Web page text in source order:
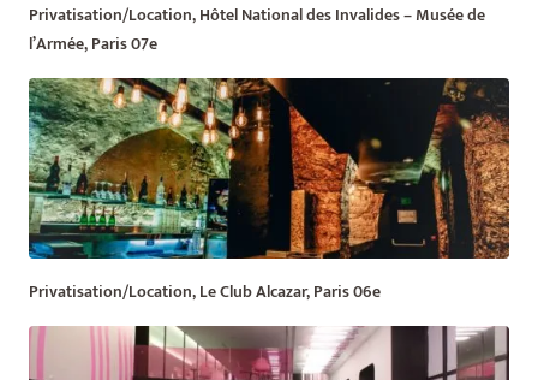
Privatisation/Location, Hôtel National des Invalides – Musée de
l’Armée, Paris 07e
Privatisation/Location, Le Club Alcazar, Paris 06e